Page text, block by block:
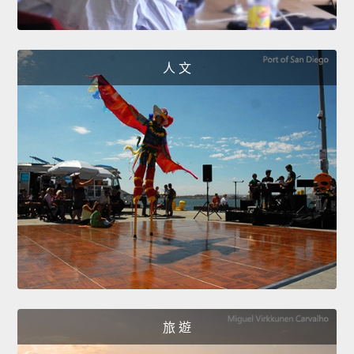
人 文
旅 遊